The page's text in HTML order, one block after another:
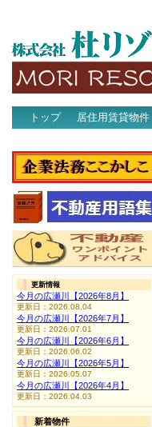
トップ 居住用賃貸物件
更新情報
今月の広瀬川【2026年8月】
更新日：2026.08.04
今月の広瀬川【2026年7月】
更新日：2026.07.01
今月の広瀬川【2026年6月】
更新日：2026.06.02
今月の広瀬川【2026年5月】
更新日：2026.05.07
今月の広瀬川【2026年4月】
更新日：2026.04.03
新着物件